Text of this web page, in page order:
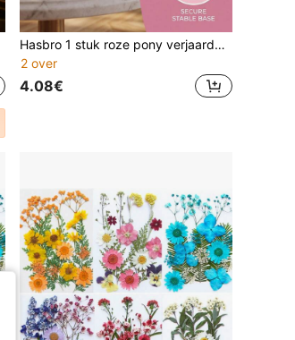
Hasbro 1 stuk roze pony verjaardagsnummerkaars, feestartikel, handgemaakte kaarsdecoratie, verjaardagsdecoratie, jubileumnummerkaars, geschikt voor elke feestelijke viering
2 over
4.08€